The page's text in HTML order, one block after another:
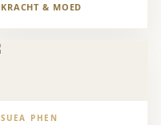
KRACHT & MOED
SUEA PHEN